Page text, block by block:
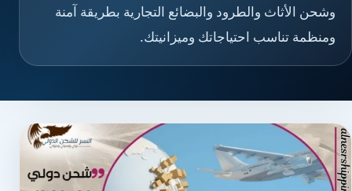
وشحن الأثاث والطرود والبضائع التجارية بطريقة آمنة
ومنظمة تناسب احتياجاتك وميزانيتك.